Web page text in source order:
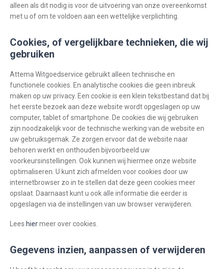
alleen als dit nodig is voor de uitvoering van onze overeenkomst
met u of om te voldoen aan een wettelijke verplichting.
Cookies, of vergelijkbare technieken, die wij
gebruiken
Attema Witgoedservice gebruikt alleen technische en
functionele cookies. En analytische cookies die geen inbreuk
maken op uw privacy. Een cookie is een klein tekstbestand dat bij
het eerste bezoek aan deze website wordt opgeslagen op uw
computer, tablet of smartphone. De cookies die wij gebruiken
zijn noodzakelijk voor de technische werking van de website en
uw gebruiksgemak. Ze zorgen ervoor dat de website naar
behoren werkt en onthouden bijvoorbeeld uw
voorkeursinstellingen. Ook kunnen wij hiermee onze website
optimaliseren. U kunt zich afmelden voor cookies door uw
internetbrowser zo in te stellen dat deze geen cookies meer
opslaat. Daarnaast kunt u ook alle informatie die eerder is
opgeslagen via de instellingen van uw browser verwijderen.
Lees hiermeer over cookies.
Gegevens inzien, aanpassen of verwijderen